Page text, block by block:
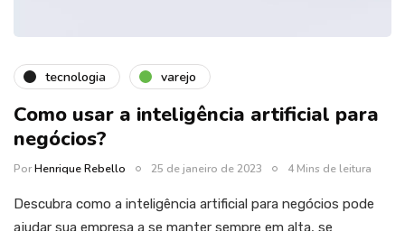
tecnologia varejo
Como usar a inteligência artificial para
negócios?
PorHenrique Rebello 25 de janeiro de 2023 4 Mins de leitura
Descubra como a inteligência artificial para negócios pode
ajudar sua empresa a se manter sempre em alta, se